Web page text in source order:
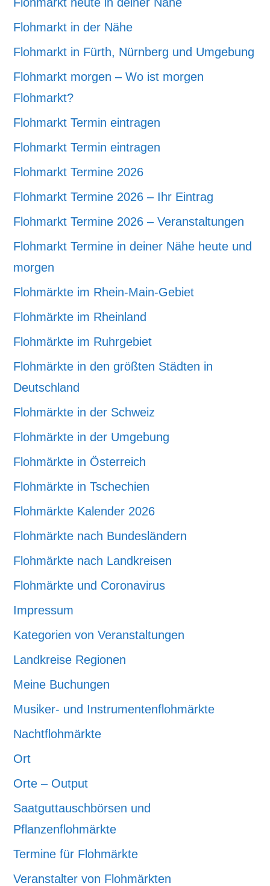
Flohmarkt in der Nähe
Flohmarkt in Fürth, Nürnberg und Umgebung
Flohmarkt morgen – Wo ist morgen
Flohmarkt?
Flohmarkt Termin eintragen
Flohmarkt Termin eintragen
Flohmarkt Termine 2026
Flohmarkt Termine 2026 – Ihr Eintrag
Flohmarkt Termine 2026 – Veranstaltungen
Flohmarkt Termine in deiner Nähe heute und
morgen
Flohmärkte im Rhein-Main-Gebiet
Flohmärkte im Rheinland
Flohmärkte im Ruhrgebiet
Flohmärkte in den größten Städten in
Deutschland
Flohmärkte in der Schweiz
Flohmärkte in der Umgebung
Flohmärkte in Österreich
Flohmärkte in Tschechien
Flohmärkte Kalender 2026
Flohmärkte nach Bundesländern
Flohmärkte nach Landkreisen
Flohmärkte und Coronavirus
Impressum
Kategorien von Veranstaltungen
Landkreise Regionen
Meine Buchungen
Musiker- und Instrumentenflohmärkte
Nachtflohmärkte
Ort
Orte – Output
Saatguttauschbörsen und
Pflanzenflohmärkte
Termine für Flohmärkte
Veranstalter von Flohmärkten